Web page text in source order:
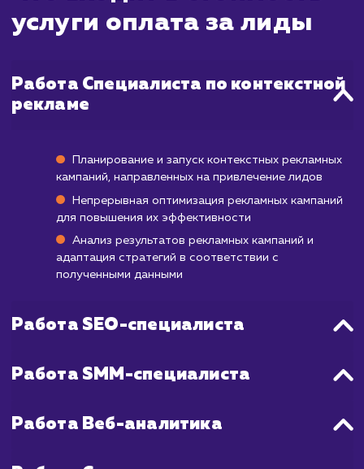
интересуются вашим продуктом или
Эта модель обеспечивает высокую
бюджет только на конкретные
Первые лиды вы можете начать получать
обычно для стабильного и постоянного
качественных лидов может потребоваться
до 3 месяцев.
Весь процесс включает в себя
оптимизацию рекламной кампании,
тщательный выбор ключевых слов и
анализ результатов для